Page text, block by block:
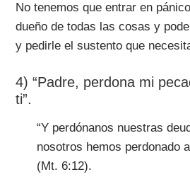
No tenemos que entrar en
dueño de todas las cosas y
y pedirle el sustento que
4) “Padre, perdona mi
ti”.
“Y perdónanos nuestras
nosotros hemos perdonado
(Mt. 6:12).